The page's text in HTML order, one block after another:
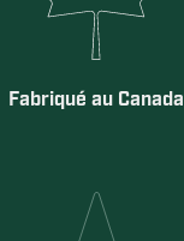
Fabriqué au Canada